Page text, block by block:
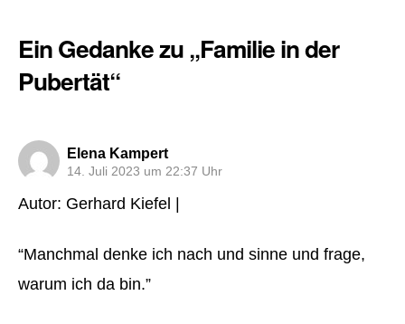
Ein Gedanke zu „Familie in der
Pubertät“
Elena Kampert
sagt:
14. Juli 2023 um 22:37 Uhr
Autor: Gerhard Kiefel |
“Manchmal denke ich nach und sinne und frage,
warum ich da bin.”